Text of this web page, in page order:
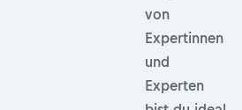
von
Expertinnen
und
Experten